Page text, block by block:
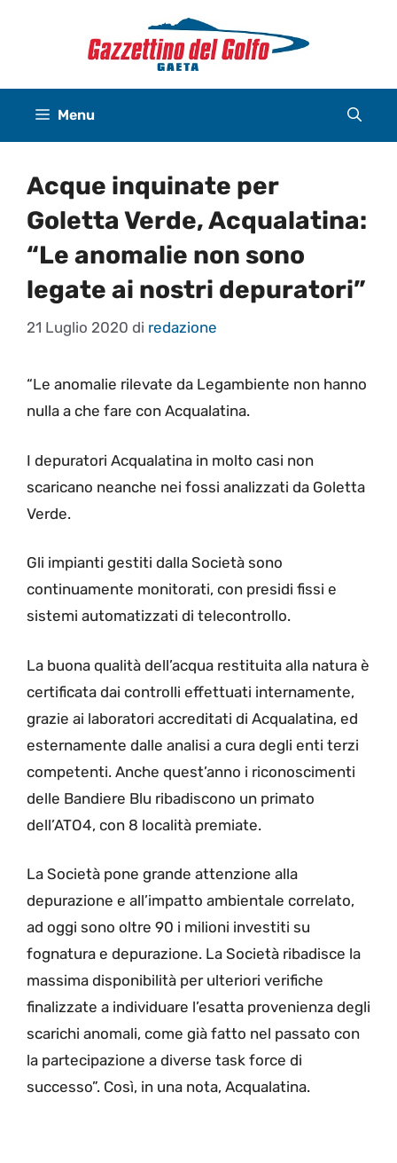
Menu
Acque inquinate per
Goletta Verde, Acqualatina:
“Le anomalie non sono
legate ai nostri depuratori”
21 Luglio 2020 di redazione
“Le anomalie rilevate da Legambiente non hanno
nulla a che fare con Acqualatina.
I depuratori Acqualatina in molto casi non
scaricano neanche nei fossi analizzati da Goletta
Verde.
Gli impianti gestiti dalla Società sono
continuamente monitorati, con presidi fissi e
sistemi automatizzati di telecontrollo.
La buona qualità dell’acqua restituita alla natura è
certificata dai controlli effettuati internamente,
grazie ai laboratori accreditati di Acqualatina, ed
esternamente dalle analisi a cura degli enti terzi
competenti. Anche quest’anno i riconoscimenti
delle Bandiere Blu ribadiscono un primato
dell’ATO4, con 8 località premiate.
La Società pone grande attenzione alla
depurazione e all’impatto ambientale correlato,
ad oggi sono oltre 90 i milioni investiti su
fognatura e depurazione. La Società ribadisce la
massima disponibilità per ulteriori verifiche
finalizzate a individuare l’esatta provenienza degli
scarichi anomali, come già fatto nel passato con
la partecipazione a diverse task force di
successo”. Così, in una nota, Acqualatina.